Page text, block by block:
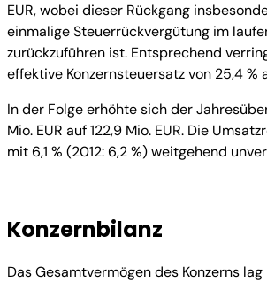
EUR, wobei dieser Rückgang
einmalige Steuerrückvergütung im
zurückzuführen ist. Entsprechend
effektive Konzernsteuersatz von 25,4 %
In der Folge erhöhte sich der
Mio. EUR auf 122,9 Mio. EUR. Die
mit 6,1 % (2012: 6,2 %) weitgehend
Konzernbilanz
Das Gesamtvermögen des Konzerns lag